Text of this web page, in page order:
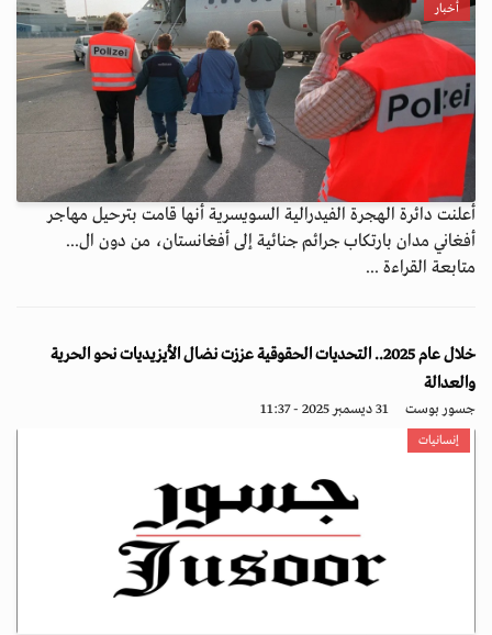
أخبار
أعلنت دائرة الهجرة الفيدرالية السويسرية أنها قامت بترحيل مهاجر
أفغاني مدان بارتكاب جرائم جنائية إلى أفغانستان، من دون ال...
متابعة القراءة ...
خلال عام 2025.. التحديات الحقوقية عززت نضال الأيزيديات نحو الحرية
والعدالة
جسور بوست 31 ديسمبر 2025 - 11:37
إنسانيات